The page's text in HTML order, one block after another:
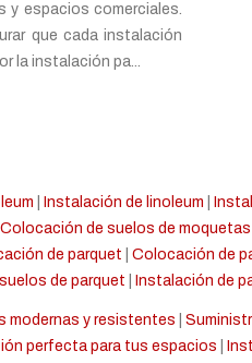
y espacios comerciales.
que cada instalación
la instalación pa...
Instalación de linoleum
Colocación de suelos de moquetas
de parquet
Colocación de
de parquet
Instalación de
modernas y resistentes
perfecta para tus espacios